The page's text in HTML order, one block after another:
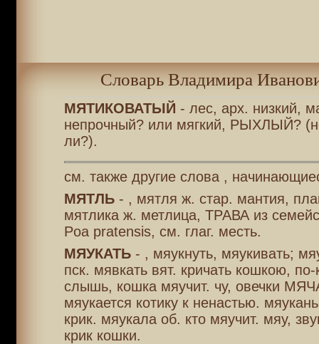
Словарь Владимира
МЯТИКОВАТЫЙ - лес, арх. низкий,
непрочный? или мягкий, РЫХЛЫЙ?
ли?).
см. также другие слова ,
МЯТЛЬ- , мятля ж. стар. мантия,
мятлика ж. метлица, ТРАВА из
Poa pratensis, см. глаг. месть.
МЯУКАТЬ- , мяукнуть, мяукивать;
пск. мявкать вят. кричать кошкою,
слышь, кошка мяучит. чу, овечки
мяукается котику к ненастью.
крик. мяукала об. кто мяучит. мяу,
крик кошки.